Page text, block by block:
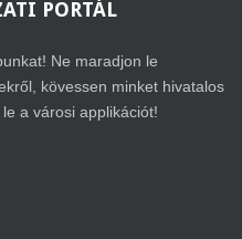
PORTÁL
Ne maradjon le
kövessen minket hivatalos
a városi applikációt!